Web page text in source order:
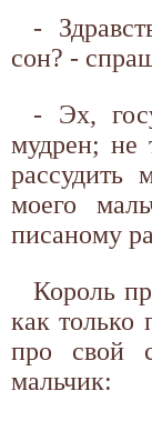
-
сон? -
- Эх,
мудрен; не
рассудить
моего
писаному
Король
как только
про свой
мальчик: